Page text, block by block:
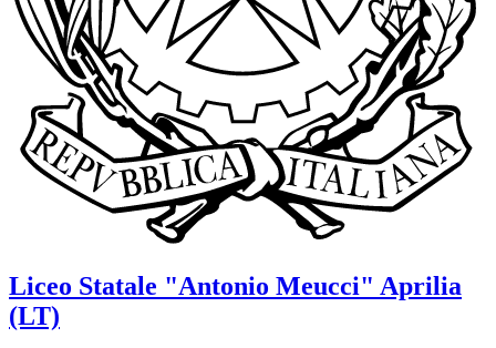
Liceo Statale "Antonio Meucci" Aprilia
(LT)